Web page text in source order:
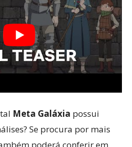
Meta Galáxia possui
Se procura por mais